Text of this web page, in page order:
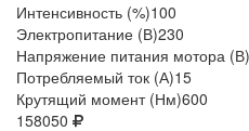
Интенсивность (%)100
Электропитание (В)230
Напряжение питания мотора (В)
Потребляемый ток (А)15
Крутящий момент (Нм)600
158050